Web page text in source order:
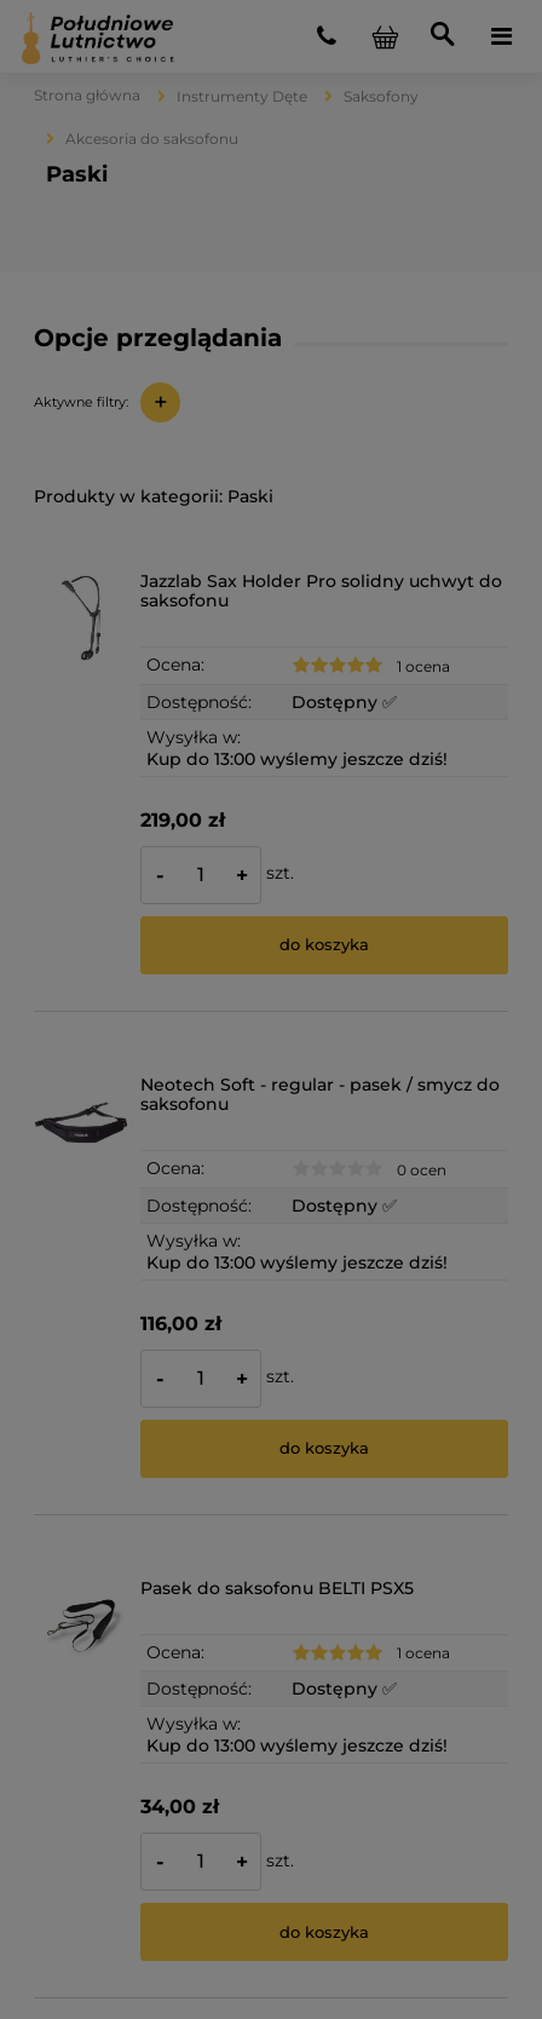
Strona główna Instrumenty Dęte Saksofony
Akcesoria do saksofonu
Paski
Opcje przeglądania
Aktywne filtry: +
Paski
Jazzlab Sax Holder Pro solidny uchwyt do
saksofonu
Ocena: 1 ocena
Dostępność:
Dostępny ✅
Wysyłka w:
Kup do 13:00 wyślemy jeszcze dziś!
219,00 zł
- + szt.
do koszyka
Neotech Soft - regular - pasek / smycz do
saksofonu
Ocena: 0 ocen
Dostępność:
Dostępny ✅
Wysyłka w:
Kup do 13:00 wyślemy jeszcze dziś!
116,00 zł
- + szt.
do koszyka
Pasek do saksofonu BELTI PSX5
Ocena: 1 ocena
Dostępność:
Dostępny ✅
Wysyłka w:
Kup do 13:00 wyślemy jeszcze dziś!
34,00 zł
- + szt.
do koszyka